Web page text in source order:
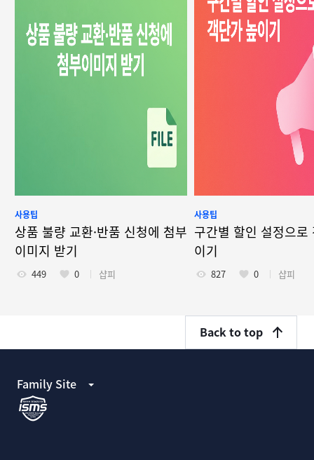
사용팁
상품 불량 교환·반품 신청에 첨부
이미지 받기
449 0 샵피
사용팁
구간별 할인 설정으로
이기
827 0 샵피
Family Site
Back to top